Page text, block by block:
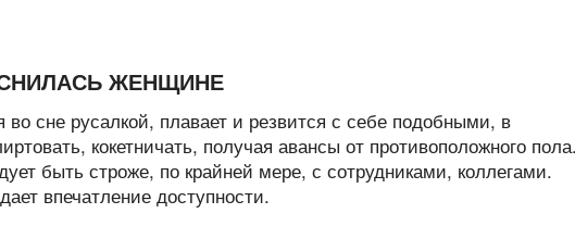
ЖЕНЩИНЕ
сне русалкой, плавает и резвится с себе подобными, в
кокетничать, получая авансы от противоположного
быть строже, по крайней мере, с сотрудниками, коллегами.
впечатление доступности.